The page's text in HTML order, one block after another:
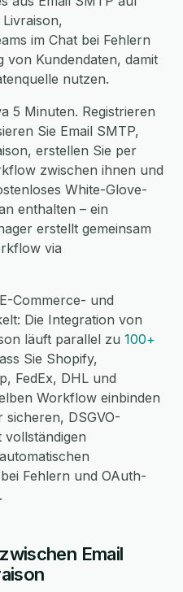
im Chat bei Fehlern
von Kundendaten, damit
nutzen.
5 Minuten. Registrieren
Sie Email SMTP,
erstellen Sie per
zwischen ihnen und
White-Glove-
enthalten – ein
erstellt gemeinsam
via
Commerce- und
Die Integration von
läuft parallel zu 100+
Sie Shopify,
FedEx, DHL und
Workflow einbinden
DSGVO-
Fehlern und OAuth-
Email